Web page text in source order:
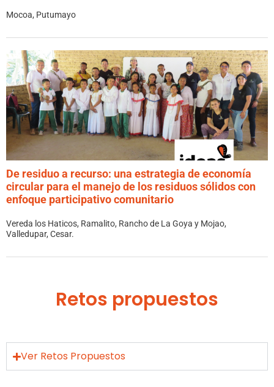
Mocoa, Putumayo
De residuo a recurso: una estrategia de economía
circular para el manejo de los residuos sólidos con
enfoque participativo comunitario
Vereda los Haticos, Ramalito, Rancho de La Goya y Mojao,
Valledupar, Cesar.
Retos propuestos
Ver Retos Propuestos